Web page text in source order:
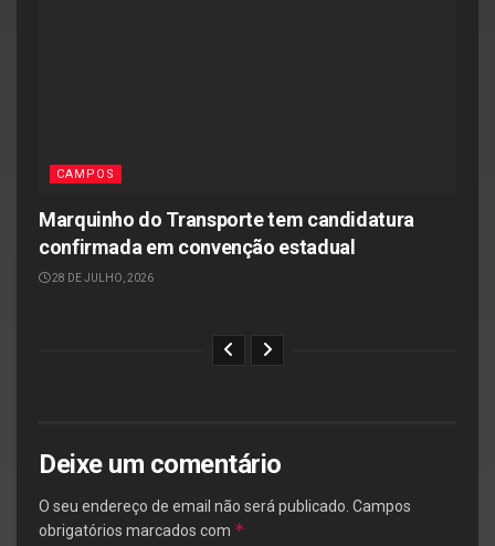
CAMPOS
Marquinho do Transporte tem candidatura
confirmada em convenção estadual
28 DE JULHO, 2026
Deixe um comentário
O seu endereço de email não será publicado. Campos
obrigatórios marcados com *